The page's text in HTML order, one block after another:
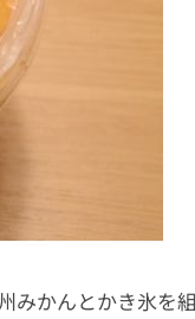
みかんとかき氷を